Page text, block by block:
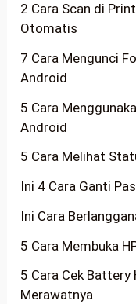
2 Cara Scan di
Otomatis
7 Cara Mengunci
Android
5 Cara
Android
5 Cara Melihat
Ini 4 Cara Ganti
Ini Cara
5 Cara Membuka
5 Cara Cek
Merawatnya